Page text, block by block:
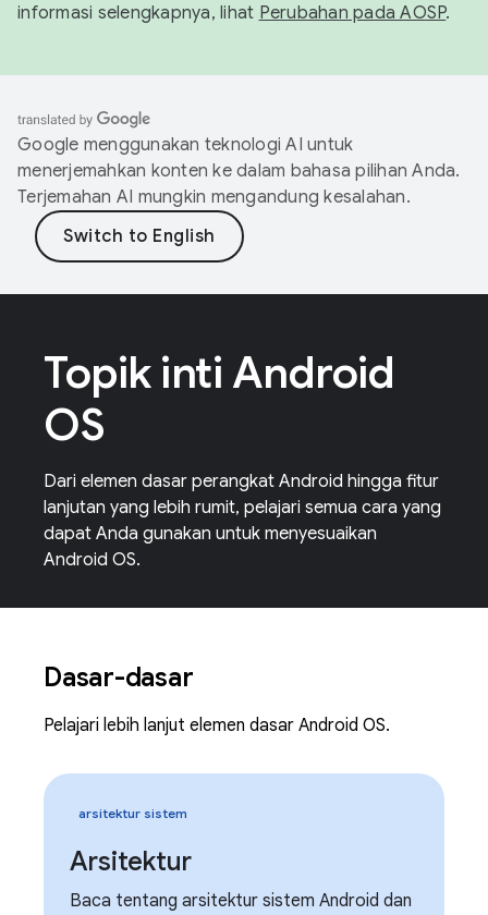
informasi selengkapnya, lihat Perubahan pada AOSP.
Google menggunakan teknologi AI untuk
menerjemahkan konten ke dalam bahasa pilihan Anda.
Terjemahan AI mungkin mengandung kesalahan.
Topik inti Android
OS
Dari elemen dasar perangkat Android hingga fitur
lanjutan yang lebih rumit, pelajari semua cara yang
dapat Anda gunakan untuk menyesuaikan
Android OS.
Dasar-dasar
Pelajari lebih lanjut elemen dasar Android OS.
arsitektur sistem
Arsitektur
Baca tentang arsitektur sistem Android dan